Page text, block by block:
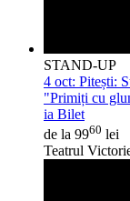
STAND-UP
4 oct: Pitești:
"Primiți cu
ia Bilet
de la 9960 lei
Teatrul